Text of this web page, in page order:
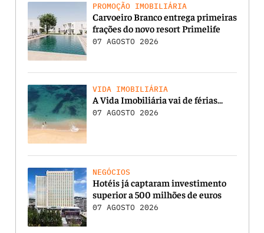
PROMOÇÃO IMOBILIÁRIA
Carvoeiro Branco entrega primeiras
frações do novo resort Primelife
07 AGOSTO 2026
VIDA IMOBILIÁRIA
A Vida Imobiliária vai de férias…
07 AGOSTO 2026
NEGÓCIOS
Hotéis já captaram investimento
superior a 500 milhões de euros
07 AGOSTO 2026